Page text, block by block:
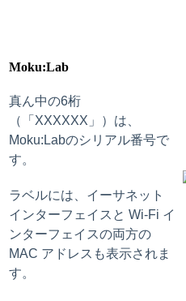
Moku:Lab
真ん中の6桁
（「XXXXXX」）は、
Moku:Labのシリアル番号で
す。
ラベルには、イーサネット
インターフェイスと Wi-Fi イ
ンターフェイスの両方の
MAC アドレスも表示されま
す。